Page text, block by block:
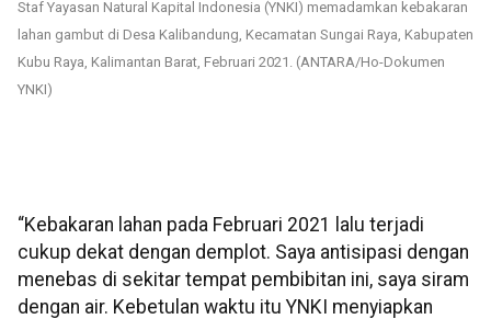
Staf Yayasan Natural Kapital Indonesia (YNKI) memadamkan kebakaran
lahan gambut di Desa Kalibandung, Kecamatan Sungai Raya, Kabupaten
Kubu Raya, Kalimantan Barat, Februari 2021. (ANTARA/Ho-Dokumen
YNKI)
“Kebakaran lahan pada Februari 2021 lalu terjadi
cukup dekat dengan demplot. Saya antisipasi dengan
menebas di sekitar tempat pembibitan ini, saya siram
dengan air. Kebetulan waktu itu YNKI menyiapkan